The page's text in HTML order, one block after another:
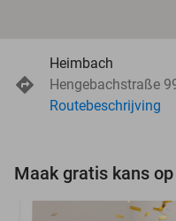
Heimbach
Hengebachstraße
Routebeschrijving